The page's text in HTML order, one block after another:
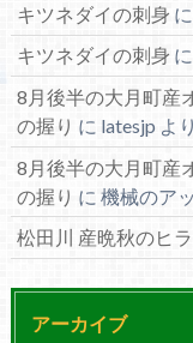
キツネダイの刺身 に
キツネダイの刺身に
8月後半の大月町産
の握り に latesjp より
8月後半の大月町産
の握り に 機械のア
松田川 産晩秋のヒ
アーカイブ